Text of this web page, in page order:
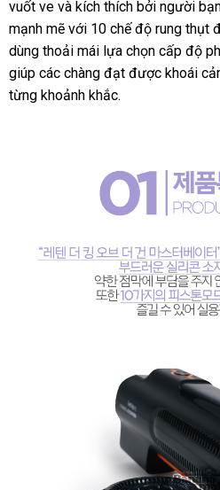
Thụt
Mạnh
Kích
Thích
Cực
vuốt ve và kích thích bởi người
mạnh mẽ với 10 chế độ rung thụt
dùng thoải mái lựa chọn cấp độ
giúp các chàng đạt được khoái
từng khoảnh khắc.